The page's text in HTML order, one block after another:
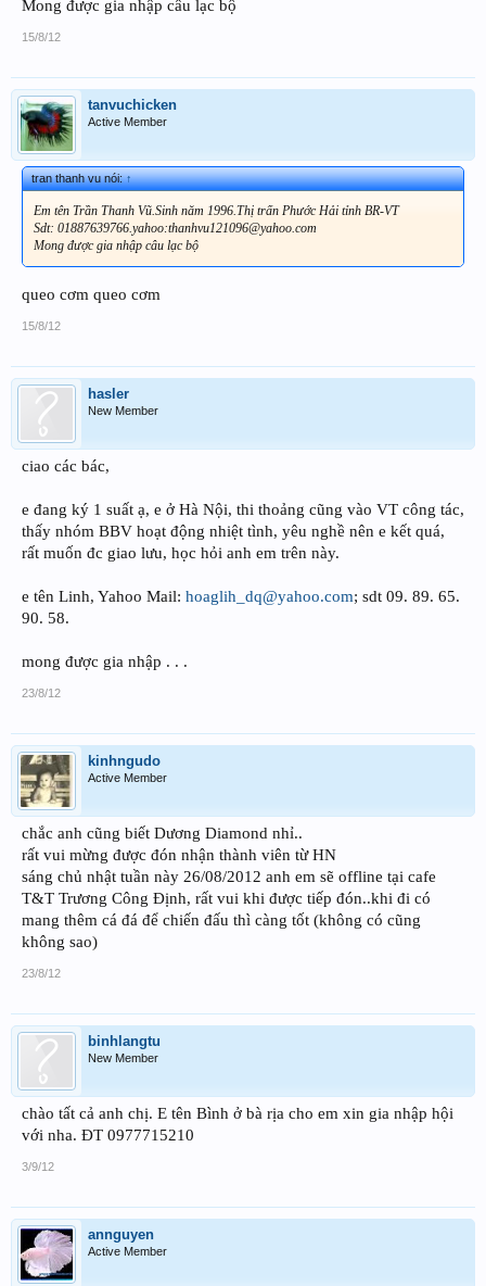
Mong được gia nhập câu lạc bộ
15/8/12
tanvuchicken
Active Member
tran thanh vu nói:↑
Em tên Trần Thanh Vũ.Sinh năm 1996.Thị trấn Phước Hải tỉnh BR-VT
Sdt: 01887639766.yahoo:thanhvu121096@yahoo.com
Mong được gia nhập câu lạc bộ
queo cơm queo cơm
15/8/12
hasler
New Member
ciao các bác,
e đang ký 1 suất ạ, e ở Hà Nội, thi thoảng cũng vào VT công tác,
thấy nhóm BBV hoạt động nhiệt tình, yêu nghề nên e kết quá,
rất muốn đc giao lưu, học hỏi anh em trên này.
e tên Linh, Yahoo Mail: hoaglih_dq@yahoo.com; sdt 09. 89. 65.
90. 58.
mong được gia nhập . . .
23/8/12
kinhngudo
Active Member
chắc anh cũng biết Dương Diamond nhỉ..
rất vui mừng được đón nhận thành viên từ HN
sáng chủ nhật tuần này 26/08/2012 anh em sẽ offline tại cafe
T&T Trương Công Định, rất vui khi được tiếp đón..khi đi có
mang thêm cá đá để chiến đấu thì càng tốt (không có cũng
không sao)
23/8/12
binhlangtu
New Member
chào tất cả anh chị. E tên Bình ở bà rịa cho em xin gia nhập hội
với nha. ĐT 0977715210
3/9/12
annguyen
Active Member